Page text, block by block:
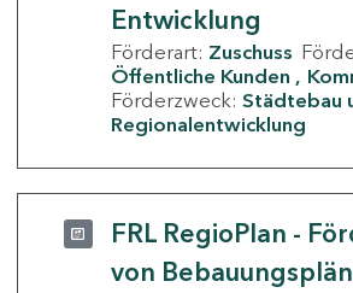
Entwicklung
Förderart: Zuschuss
Öffentliche Kunden
Förderzweck: Städtebau
Regionalentwicklung
FRL RegioPlan -
von